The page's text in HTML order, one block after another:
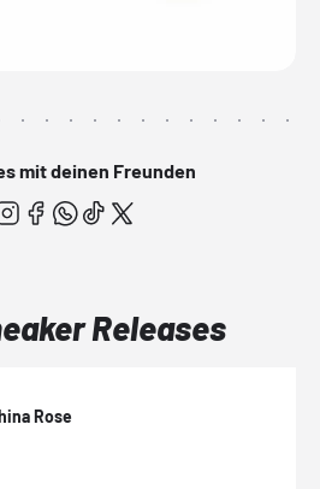
mit deinen Freunden
Releases
Rose